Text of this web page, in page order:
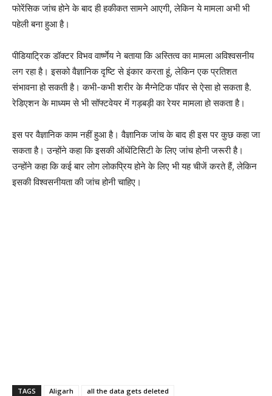
फोरेंसिक जांच होने के बाद ही हकीकत सामने आएगी, लेकिन ये मामला अभी भी
पहेली बना हुआ है।
पीडियाट्रिक डॉक्टर विभव वार्ष्णेय ने बताया कि अस्तित्व का मामला अविश्वसनीय
लग रहा है। इसको वैज्ञानिक दृष्टि से इंकार करता हूं, लेकिन एक प्रतिशत
संभावना हो सकती है। कभी-कभी शरीर के मैग्नेटिक पॉवर से ऐसा हो सकता है.
रेडिएशन के माध्यम से भी सॉफ्टवेयर में गड़बड़ी का रेयर मामला हो सकता है।
इस पर वैज्ञानिक काम नहीं हुआ है। वैज्ञानिक जांच के बाद ही इस पर कुछ कहा जा
सकता है। उन्होंने कहा कि इसकी ऑथेंटिसिटी के लिए जांच होनी जरूरी है।
उन्होंने कहा कि कई बार लोग लोकप्रिय होने के लिए भी यह चीजें करते हैं, लेकिन
इसकी विश्वसनीयता की जांच होनी चाहिए।
TAGS Aligarh
all the data gets deleted